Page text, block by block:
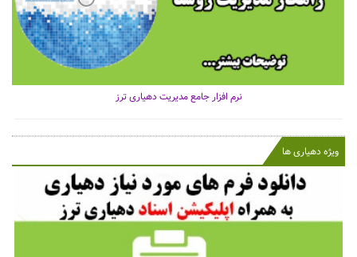
نرم افزار جامع مدیریت دهیاری ترز
ویژه دهیاری ها